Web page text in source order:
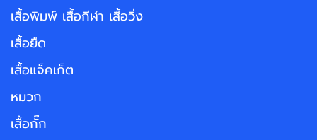
เสื้อพิมพ์ เสื้อกีฬา เสื้อวิ่ง
เสื้อยืด
เสื้อแจ็คเก็ต
หมวก
เสื้อกั๊ก